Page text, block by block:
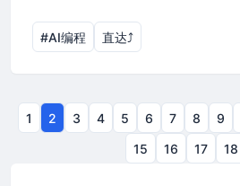
#AI编程 直达⤴︎
1 2 3 4 5 6 7 8 9
15
16 17 18